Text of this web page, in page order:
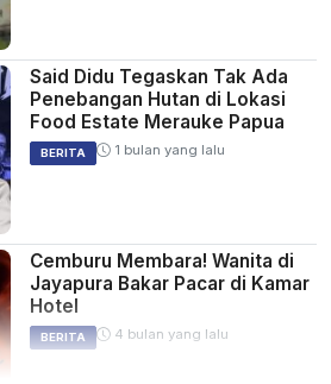
Said Didu Tegaskan Tak Ada
Penebangan Hutan di Lokasi
Food Estate Merauke Papua
BERITA 1 bulan yang lalu
Cemburu Membara! Wanita di
Jayapura Bakar Pacar di Kamar
Hotel
BERITA 4 bulan yang lalu